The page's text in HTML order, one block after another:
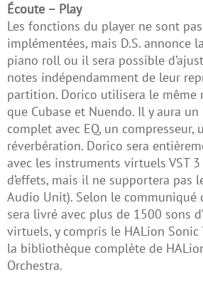
Écoute – Play
Les fonctions du player ne sont
implémentées, mais D.S. annonce
piano roll ou il sera possible
notes indépendamment de leur
partition. Dorico utilisera le même
que Cubase et Nuendo. Il y aura
complet avec EQ, un
réverbération. Dorico sera
avec les instruments virtuels VST
d’effets, mais il ne supportera pas
Audio Unit). Selon le communiqué
sera livré avec plus de 1500 sons
virtuels, y compris le HALion
la bibliothèque complète de
Orchestra.